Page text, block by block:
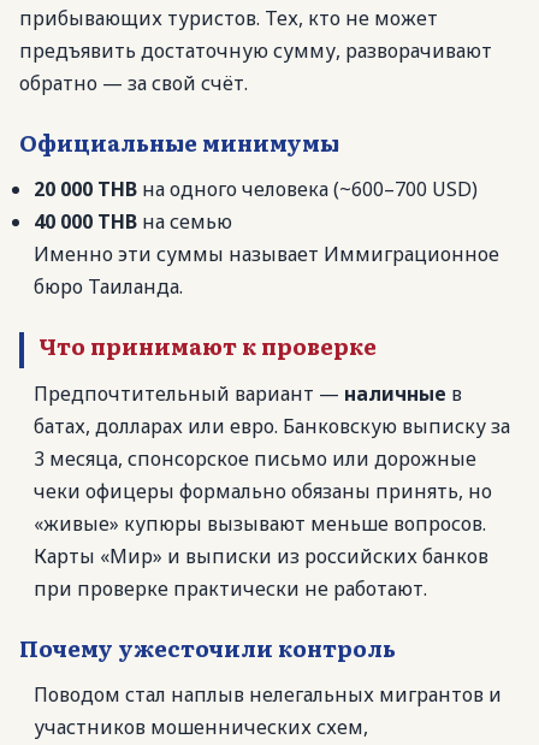
прибывающих туристов. Тех, кто не может
предъявить достаточную сумму, разворачивают
обратно — за свой счёт.
Официальные минимумы
20 000 THB на одного человека (~600–700 USD)
40 000 THB на семью
Именно эти суммы называет Иммиграционное
бюро Таиланда.
Что принимают к проверке
Предпочтительный вариант — наличные в
батах, долларах или евро. Банковскую выписку за
3 месяца, спонсорское письмо или дорожные
чеки офицеры формально обязаны принять, но
«живые» купюры вызывают меньше вопросов.
Карты «Мир» и выписки из российских банков
при проверке практически не работают.
Почему ужесточили контроль
Поводом стал наплыв нелегальных мигрантов и
участников мошеннических схем,